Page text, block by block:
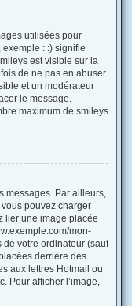
utilisées pour
: :) signifie
est visible sur la
de ne pas en abuser.
et un modérateur
le message.
maximum de smileys
messages. Par ailleurs,
pouvez charger
lier une image placée
mon-
de votre ordinateur (sauf
derrière des
aux lettres Hotmail ou
Pour afficher l’image,